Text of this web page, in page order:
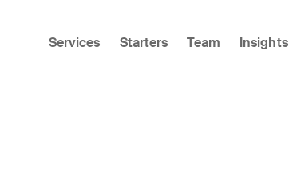
Services Starters Team Insights